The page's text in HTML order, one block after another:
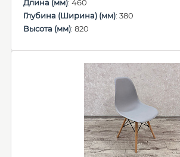
Длина (мм): 460
Глубина (Ширина) (мм): 380
Высота (мм): 820